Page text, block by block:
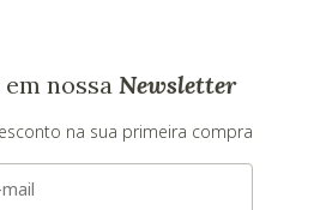
nossa Newsletter
na sua primeira compra